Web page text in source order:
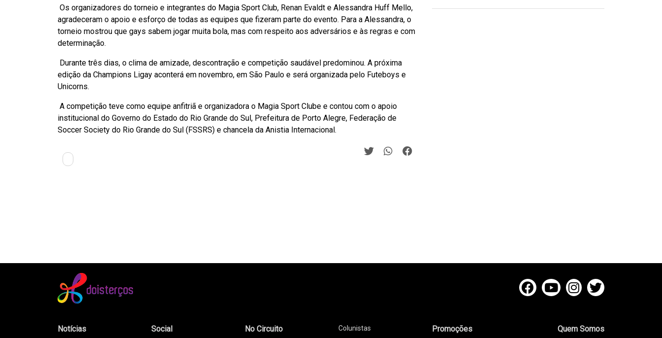
Os organizadores do torneio e integrantes do Magia Sport Club, Renan Evaldt e Alessandra Huff Mello,
agradeceram o apoio e esforço de todas as equipes que fizeram parte do evento. Para a Alessandra, o
torneio mostrou que gays sabem jogar muita bola, mas com respeito aos adversários e às regras e com
determinação.
Durante três dias, o clima de amizade, descontração e competição saudável predominou. A próxima
edição da Champions Ligay aconterá em novembro, em São Paulo e será organizada pelo Futeboys e
Unicorns.
A competição teve como equipe anfitriã e organizadora o Magia Sport Clube e contou com o apoio
institucional do Governo do Estado do Rio Grande do Sul, Prefeitura de Porto Alegre, Federação de
Soccer Society do Rio Grande do Sul (FSSRS) e chancela da Anistia Internacional.
Notícias Social No Circuito Colunistas Promoções Quem Somos